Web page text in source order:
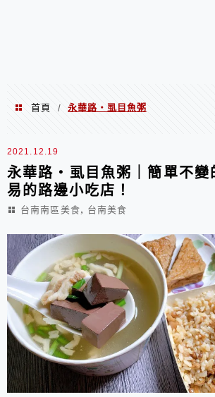
首頁 / 永華路‧虱目魚粥
永華路‧虱目魚粥
2021.12.19
永華路‧虱目魚粥｜簡單不變
易的路邊小吃店！
台南南區美食, 台南美食